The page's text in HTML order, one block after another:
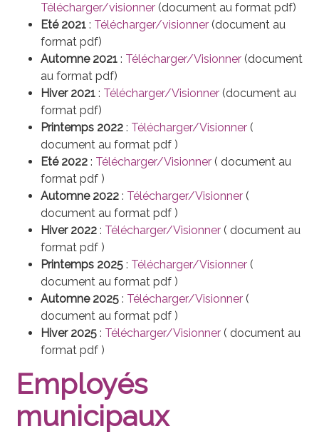
Télécharger/visionner (document au format pdf)
Eté 2021 : Télécharger/visionner (document au
format pdf)
Automne 2021 : Télécharger/Visionner (document
au format pdf)
Hiver 2021 : Télécharger/Visionner (document au
format pdf)
Printemps 2022 : Télécharger/Visionner (
document au format pdf )
Eté 2022 : Télécharger/Visionner ( document au
format pdf )
Automne 2022 : Télécharger/Visionner (
document au format pdf )
Hiver 2022 : Télécharger/Visionner ( document au
format pdf )
Printemps 2025 : Télécharger/Visionner (
document au format pdf )
Automne 2025 : Télécharger/Visionner (
document au format pdf )
Hiver 2025 : Télécharger/Visionner ( document au
format pdf )
Employés
municipaux